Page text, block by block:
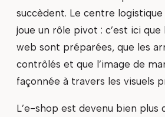
succèdent. Le centre logistique
joue un rôle pivot : c’est ici
web sont préparées, que les
contrôlés et que l’image de
façonnée à travers les visuels
L’e-shop est devenu bien plus